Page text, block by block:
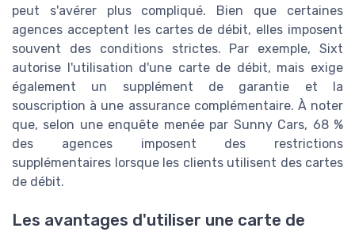
peut s'avérer plus compliqué. Bien que certaines
agences acceptent les cartes de débit, elles imposent
souvent des conditions strictes. Par exemple, Sixt
autorise l'utilisation d'une carte de débit, mais exige
également un supplément de garantie et la
souscription à une assurance complémentaire. À noter
que, selon une enquête menée par Sunny Cars, 68 %
des agences imposent des restrictions
supplémentaires lorsque les clients utilisent des cartes
de débit.
Les avantages d'utiliser une carte de